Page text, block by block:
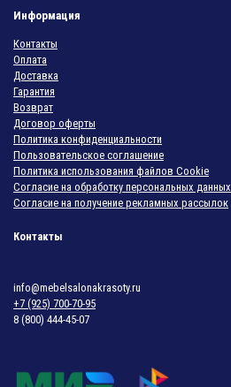
Информация
Контакты
Оплата
Доставка
Гарантия
Возврат
Договор оферты
Политика конфиденциальности
Пользовательское соглашение
Политика использования файлов Cookie
Согласие на обработку персональных данных
Согласие на получение рекламных рассылок
Контакты
info@mebelsalonakrasoty.ru
+7 (925) 700-70-95
8 (800) 444-45-07